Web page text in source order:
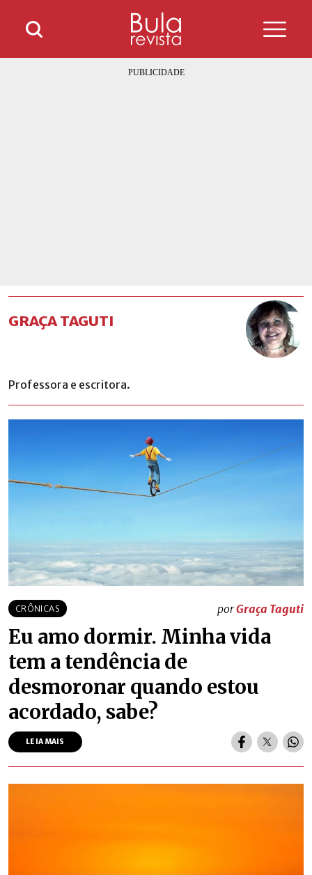
GRAÇA TAGUTI
Professora e escritora.
CRÔNICAS porGraça Taguti
Eu amo dormir. Minha vida
tem a tendência de
desmoronar quando estou
acordado, sabe?
LEIA MAIS